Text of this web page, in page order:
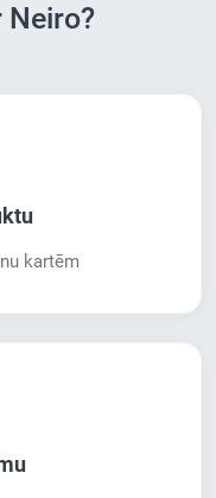
Neiro?
kartēm